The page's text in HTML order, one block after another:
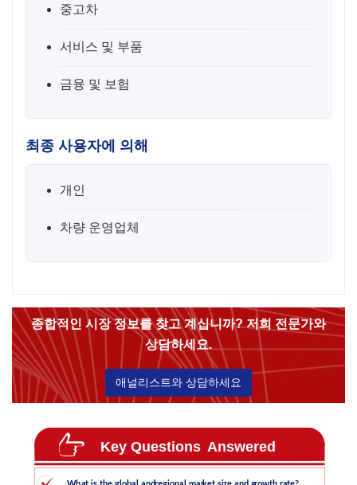
중고차
서비스 및 부품
금융 및 보험
최종 사용자에 의해
개인
차량 운영업체
종합적인 시장 정보를 찾고 계십니까? 저희 전문가와
상담하세요.
애널리스트와 상담하세요